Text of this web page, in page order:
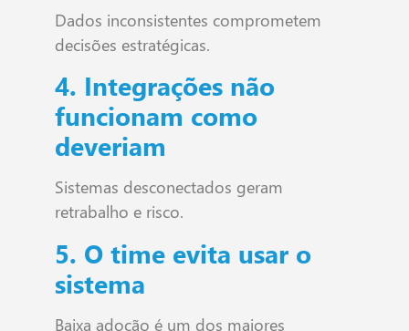
Dados inconsistentes comprometem
decisões estratégicas.
4. Integrações não
funcionam como
deveriam
Sistemas desconectados geram
retrabalho e risco.
5. O time evita usar o
sistema
Baixa adoção é um dos maiores